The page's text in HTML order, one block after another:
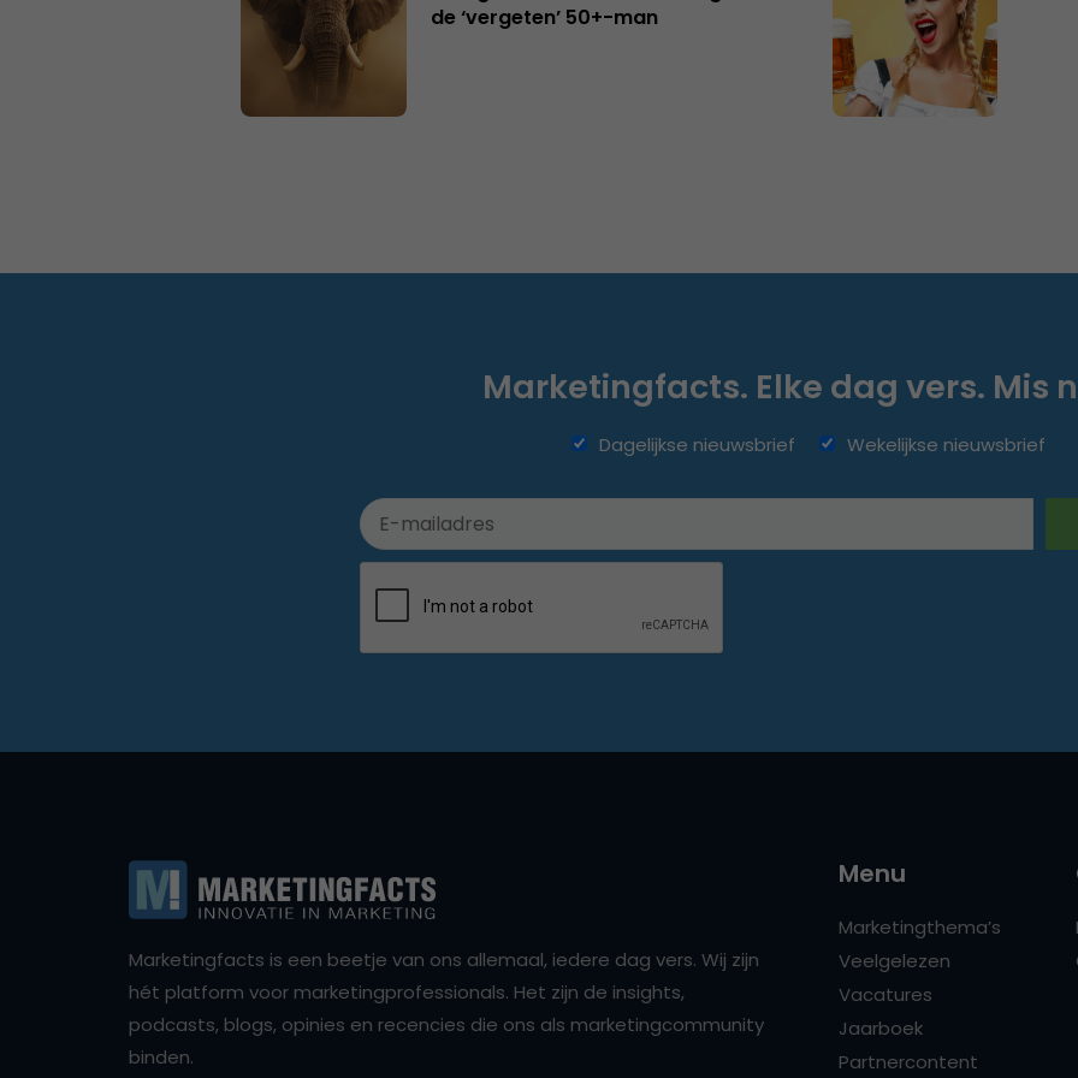
de ‘vergeten’ 50+-man
Marketingfacts. Elke dag vers. Mis
Dagelijkse nieuwsbrief Wekelijkse nieuwsbrief
Marketingfacts is een beetje van ons allemaal, iedere dag vers. Wij zijn
hét platform voor marketingprofessionals. Het zijn de insights,
podcasts, blogs, opinies en recencies die ons als marketingcommunity
binden.
Menu
Marketingthema’s
Veelgelezen
Vacatures
Jaarboek
Partnercontent